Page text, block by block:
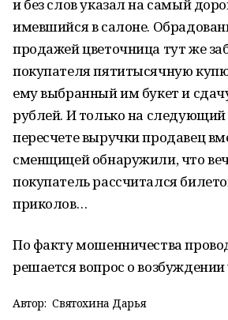
и без слов указал на самый
имевшийся в салоне.
продажей цветочница тут же
покупателя пятитысячную
ему выбранный им букет и
рублей. И только на следующий
пересчете выручки продавец
сменщицей обнаружили, что
покупатель рассчитался
приколов…
По факту мошенничества
решается вопрос о возбуждении
Автор: Святохина Дарья